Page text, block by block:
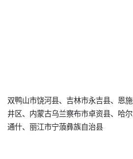
双鸭山市饶河县、吉林市永吉县、恩
井区、内蒙古乌兰察布市卓资县、哈
通什、丽江市宁蒗彝族自治县